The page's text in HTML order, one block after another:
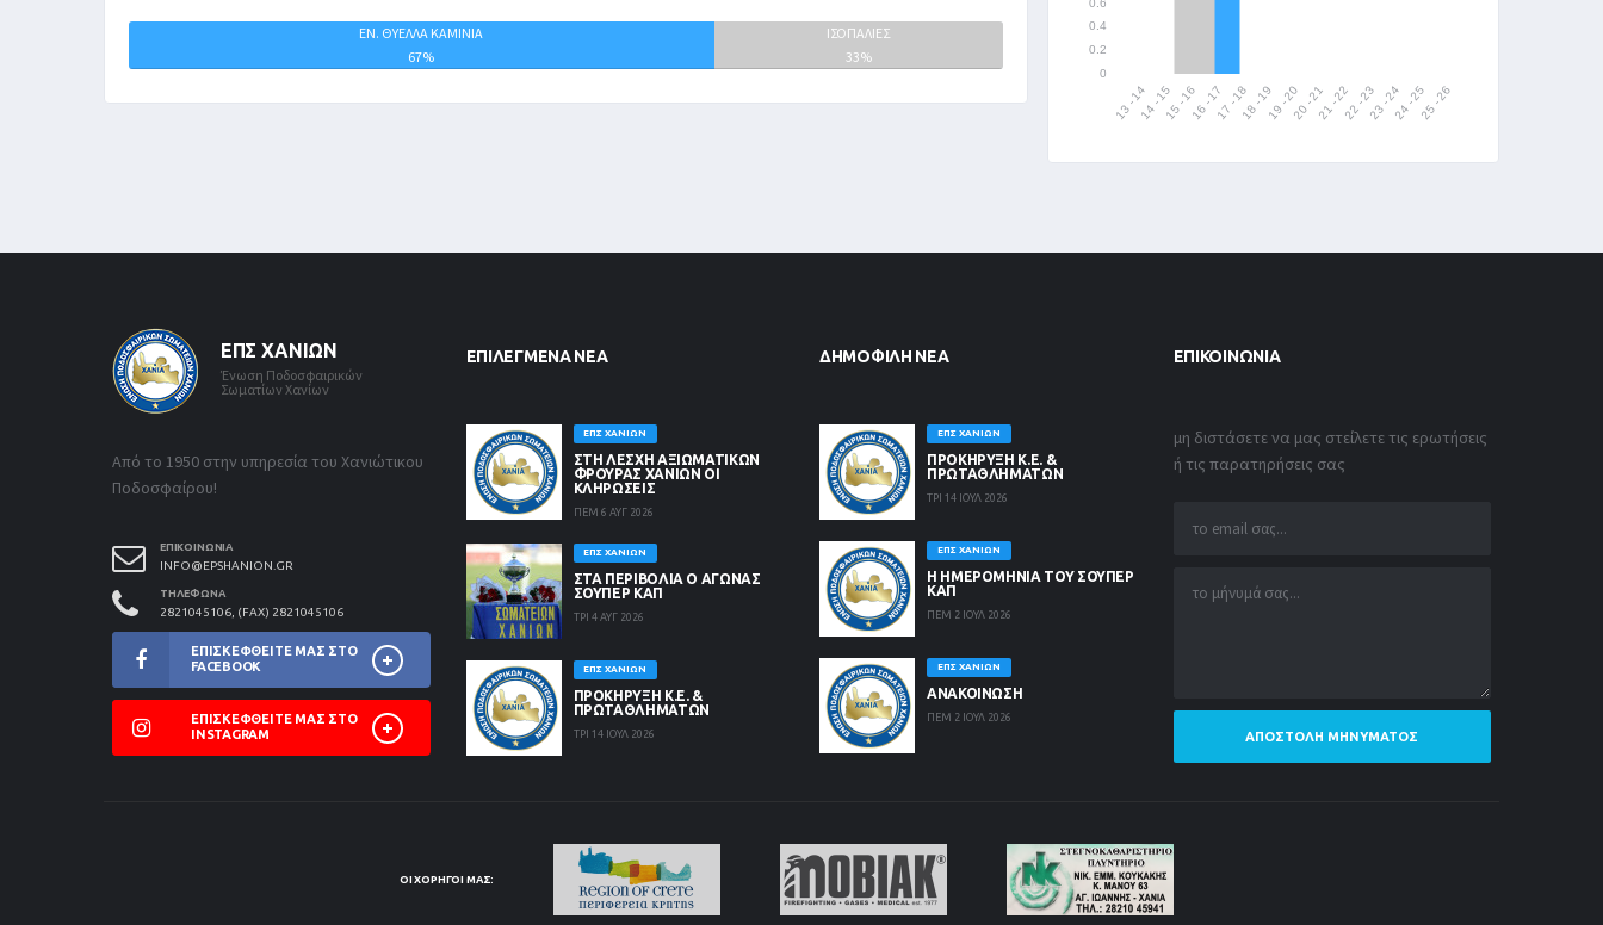
ΕΝ. ΘΥΕΛΛΑ ΚΑΜΙΝΙΑ
67%
ΙΣΟΠΑΛΙΕΣ
33%
ΕΠΣ ΧΑΝΊΩΝ
Ένωση Ποδοσφαιρικών
Σωματίων Χανίων
Από το 1950 στην υπηρεσία του Χανιώτικου
Ποδοσφαίρου!
ΕΠΙΚΟΙΝΩΝΊΑ
INFO@EPSHANION.GR
ΤΗΛΈΦΩΝΑ
2821045106, (FAX) 2821045106
ΕΠΙΣΚΕΦΘΕΊΤΕ ΜΑΣ ΣΤΟ
FACEBOOK
ΕΠΙΣΚΕΦΘΕΊΤΕ ΜΑΣ ΣΤΟ
INSTAGRAM
ΕΠΙΛΕΓΜΈΝΑ ΝΈΑ
ΕΠΣ ΧΑΝΊΩΝ
ΣΤΗ ΛΈΣΧΗ ΑΞΙΩΜΑΤΙΚΏΝ
ΦΡΟΥΡΆΣ ΧΑΝΊΩΝ ΟΙ
ΚΛΗΡΏΣΕΙΣ
ΠΕΜ 6 ΑΥΓ 2026
ΕΠΣ ΧΑΝΊΩΝ
ΣΤΑ ΠΕΡΙΒΟΛΙΑ Ο ΑΓΩΝΑΣ
ΣΟΥΠΕΡ ΚΑΠ
ΤΡΙ 4 ΑΥΓ 2026
ΕΠΣ ΧΑΝΊΩΝ
ΠΡΟΚΗΡΥΞΗ Κ.Ε. &
ΠΡΩΤΑΘΛΗΜΑΤΩΝ
ΤΡΙ 14 ΙΟΥΛ 2026
ΔΗΜΟΦΙΛΉ ΝΈΑ
ΕΠΣ ΧΑΝΊΩΝ
ΠΡΟΚΗΡΥΞΗ Κ.Ε. &
ΠΡΩΤΑΘΛΗΜΑΤΩΝ
ΤΡΙ 14 ΙΟΥΛ 2026
ΕΠΣ ΧΑΝΊΩΝ
Η ΗΜΕΡΟΜΗΝΙΑ ΤΟΥ ΣΟΥΠΕΡ
ΚΑΠ
ΠΕΜ 2 ΙΟΥΛ 2026
ΕΠΣ ΧΑΝΊΩΝ
ΑΝΑΚΟΙΝΩΣΗ
ΠΕΜ 2 ΙΟΥΛ 2026
ΕΠΙΚΟΙΝΩΝΊΑ
μη διστάσετε να μας στείλετε τις ερωτήσεις
ή τις παρατηρήσεις σας
ΑΠΟΣΤΟΛΉ ΜΗΝΎΜΑΤΟΣ
ΟΙ ΧΟΡΗΓΟΊ ΜΑΣ: